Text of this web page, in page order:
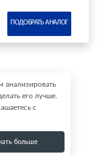
ПОДОБРАТЬ АНАЛОГ
анализировать
его лучше.
с
больше